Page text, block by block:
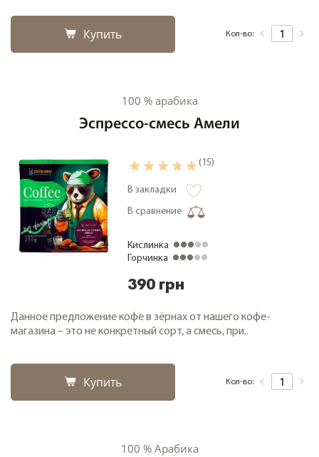
Купить Кол-во:
100 % арабика
Эспрессо-смесь Амели
(15)
В закладки
В сравнение
Кислинка
Горчинка
390 грн
Данное предложение кофе в зёрнах от нашего кофе-
магазина – это не конкретный сорт, а смесь, при..
Купить Кол-во:
100 % Арабика